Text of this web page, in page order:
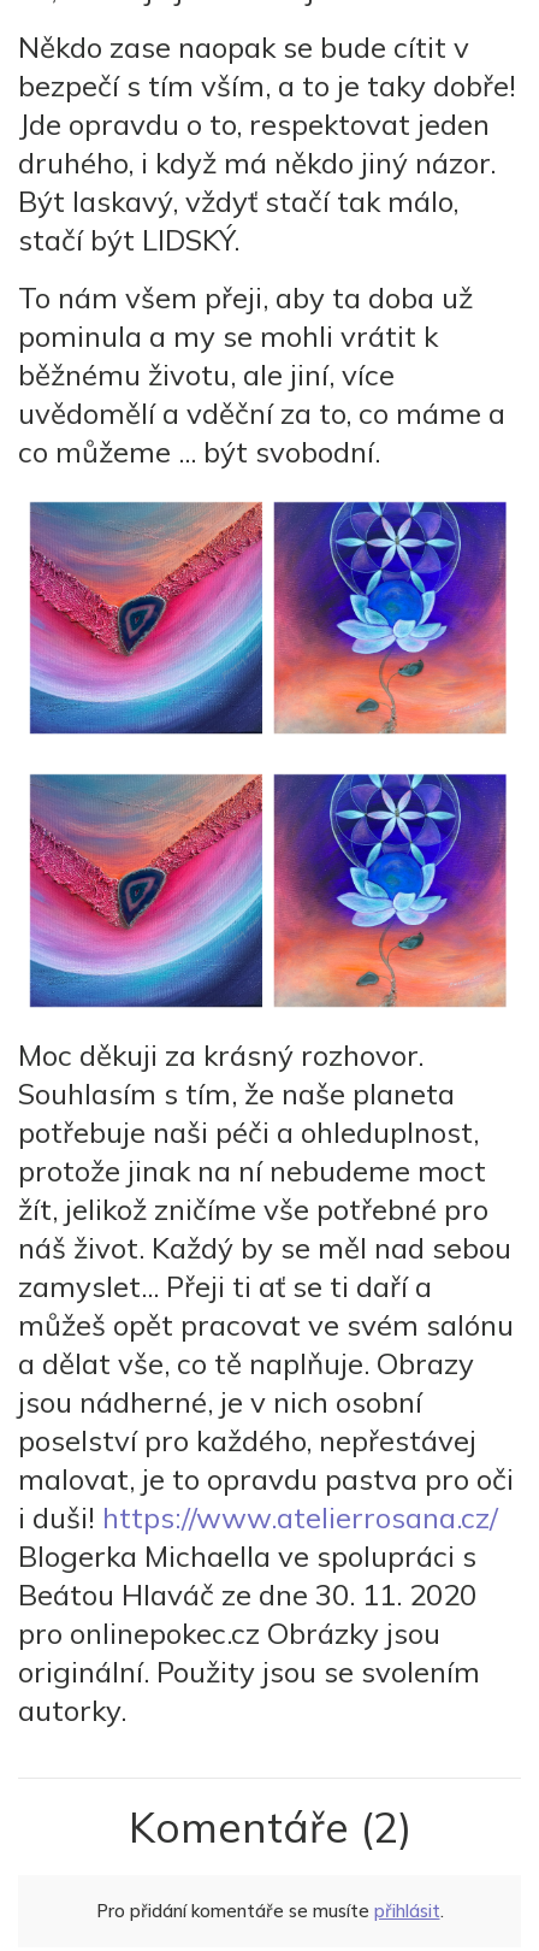
Někdo zase naopak se bude cítit v
bezpečí s tím vším, a to je taky dobře!
Jde opravdu o to, respektovat jeden
druhého, i když má někdo jiný názor.
Být laskavý, vždyť stačí tak málo,
stačí být LIDSKÝ.
To nám všem přeji, aby ta doba už
pominula a my se mohli vrátit k
běžnému životu, ale jiní, více
uvědomělí a vděční za to, co máme a
co můžeme ... být svobodní.
Moc děkuji za krásný rozhovor.
Souhlasím s tím, že naše planeta
potřebuje naši péči a ohleduplnost,
protože jinak na ní nebudeme moct
žít, jelikož zničíme vše potřebné pro
náš život. Každý by se měl nad sebou
zamyslet... Přeji ti ať se ti daří a
můžeš opět pracovat ve svém salónu
a dělat vše, co tě naplňuje. Obrazy
jsou nádherné, je v nich osobní
poselství pro každého, nepřestávej
malovat, je to opravdu pastva pro oči
i duši! https://www.atelierrosana.cz/
Blogerka Michaella ve spolupráci s
Beátou Hlaváč ze dne 30. 11. 2020
pro onlinepokec.cz Obrázky jsou
originální. Použity jsou se svolením
autorky.
Komentáře (2)
Pro přidání komentáře se musíte přihlásit.